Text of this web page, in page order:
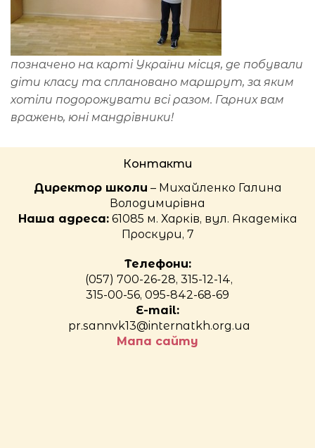
позначено на карті України місця, де побували
діти класу та сплановано маршрут, за яким
хотіли подорожувати всі разом. Гарних вам
вражень, юні мандрівники!
Контакти
Директор школи – Михайленко Галина
Володимирівна
Наша адреса:61085 м. Харків, вул. Академіка
Проскури, 7
Телефони:
(057) 700-26-28, 315-12-14,
315-00-56, 095-842-68-69
E-mail:
pr.sannvk13@internatkh.org.ua
Мапа сайту